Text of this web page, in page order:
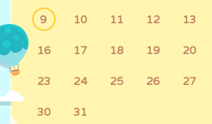
9 10 11 12 13
16 17 18 19 20
23 24 25 26 27
30 31